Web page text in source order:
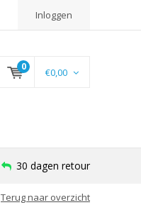
Inloggen
0 €0,00
30 dagen retour
Terug naar overzicht